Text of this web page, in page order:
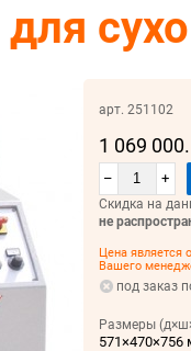
арт. 251102
1 069
– +
Скидка на
не
Цена является
Вашего
под заказ
Размеры